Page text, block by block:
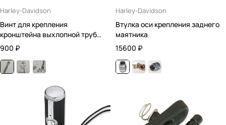
Harley-Davidson
Винт для крепления
кронштейна выхлопной трубы
и подножки водителя
900 ₽
Harley-Davidson
Втулка оси крепления заднего
маятника
15600 ₽